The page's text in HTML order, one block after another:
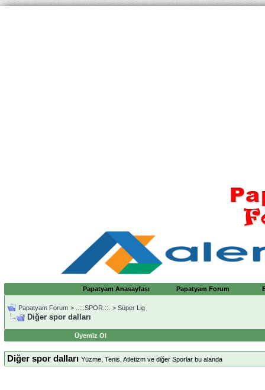
Papatyam Anasayfası Papatyam Forum
Papatyam Forum > ..::.SPOR.::. > Süper Lig
Diğer spor dalları
Üyemiz Ol
Diğer spor dalları Yüzme, Tenis, Atletizm ve diğer Sporlar bu alanda